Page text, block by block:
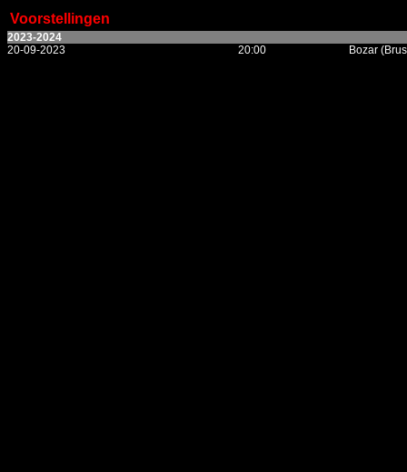
Voorstellingen
2023-2024
20-09-2023
20:00 Bozar